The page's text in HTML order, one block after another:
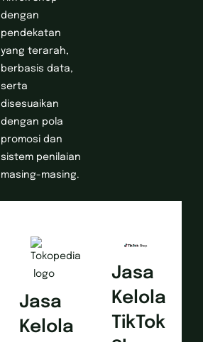
dengan
pendekatan
yang terarah,
berbasis data,
serta
disesuaikan
dengan pola
promosi dan
sistem penilaian
masing-masing.
Jasa
Kelola
Jasa
Kelola
TikTok